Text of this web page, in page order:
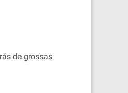
de grossas